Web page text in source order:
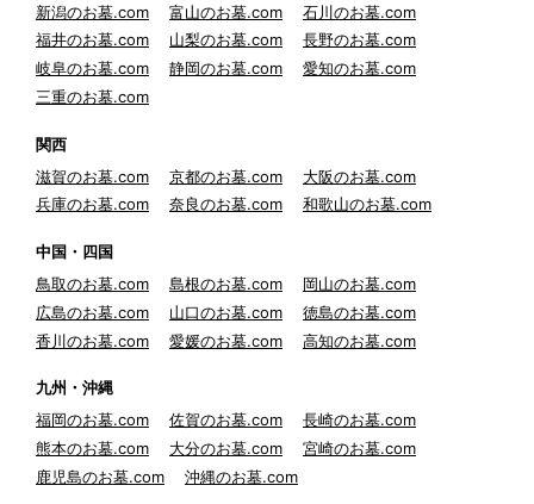
新潟のお墓.com
富山のお墓.com
石川のお墓.com
福井のお墓.com
山梨のお墓.com
長野のお墓.com
岐阜のお墓.com
静岡のお墓.com
愛知のお墓.com
三重のお墓.com
関西
滋賀のお墓.com
京都のお墓.com
大阪のお墓.com
兵庫のお墓.com
奈良のお墓.com 和歌山のお墓.com
中国・四国
鳥取のお墓.com
島根のお墓.com
岡山のお墓.com
広島のお墓.com
山口のお墓.com
徳島のお墓.com
香川のお墓.com
愛媛のお墓.com 高知のお墓.com
九州・沖縄
福岡のお墓.com
佐賀のお墓.com
長崎のお墓.com
熊本のお墓.com
大分のお墓.com
宮崎のお墓.com
鹿児島のお墓.com
沖縄のお墓.com